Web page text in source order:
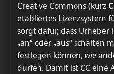
Creative Commons (kurz
etabliertes Lizenzsystem
sorgt dafür, dass
„an“ oder „aus“ schalten
festlegen können, wie
dürfen. Damit ist CC eine